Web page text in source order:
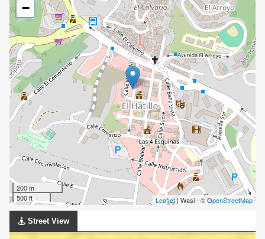
−
200 m
500 ft
Leaflet | Wasi - ©OpenStreetMap
Street View